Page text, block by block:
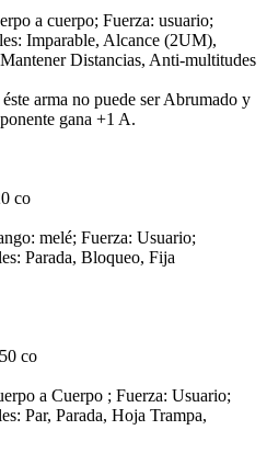
a cuerpo; Fuerza: usuario;
Imparable, Alcance (2UM),
Distancias, Anti-multitudes
arma no puede ser Abrumado y
gana +1 A.
co
melé; Fuerza: Usuario;
Parada, Bloqueo, Fija
co
a Cuerpo ; Fuerza: Usuario;
Par, Parada, Hoja Trampa,